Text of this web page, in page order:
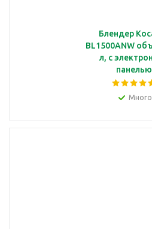
Блендер
BL1500ANW
л, с
панелью
Много